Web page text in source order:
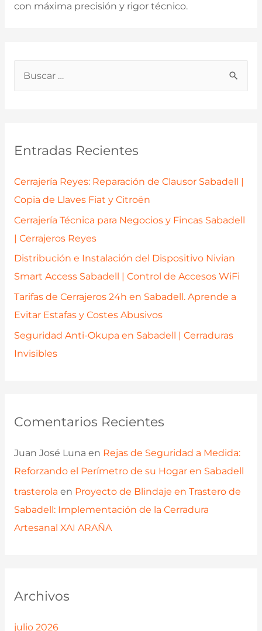
p
o
Entradas Recientes
Cerrajería Reyes: Reparación de Clausor Sabadell |
Copia de Llaves Fiat y Citroën
Cerrajería Técnica para Negocios y Fincas Sabadell
| Cerrajeros Reyes
Distribución e Instalación del Dispositivo Nivian
Smart Access Sabadell | Control de Accesos WiFi
Tarifas de Cerrajeros 24h en Sabadell. Aprende a
Evitar Estafas y Costes Abusivos
Seguridad Anti-Okupa en Sabadell | Cerraduras
Invisibles
Comentarios Recientes
Juan José Luna en Rejas de Seguridad a Medida:
Reforzando el Perímetro de su Hogar en Sabadell
trasterola en Proyecto de Blindaje en Trastero de
Sabadell: Implementación de la Cerradura
Artesanal XAI ARAÑA
Archivos
julio 2026
con máxima precisión y rigor técnico.